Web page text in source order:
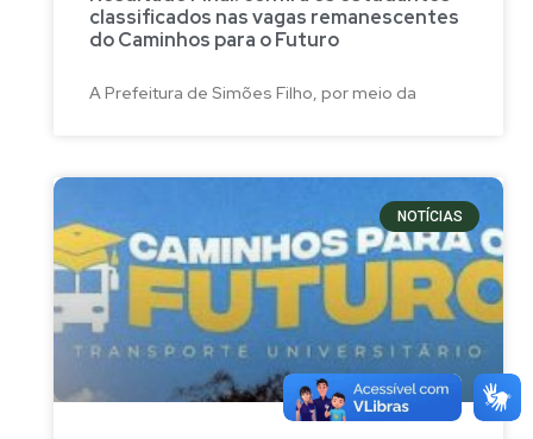
classificados nas vagas remanescentes
do Caminhos para o Futuro
A Prefeitura de Simões Filho, por meio da
NOTÍCIAS